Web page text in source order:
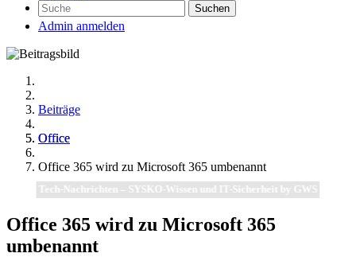
Suchen
Admin anmelden
Beiträge
Office
Office 365 wird zu Microsoft 365 umbenannt
Tech-Nachrichten – SYSKO-Wissen und IT-Sicherheit by GWS
Office 365 wird zu Microsoft 365
umbenannt